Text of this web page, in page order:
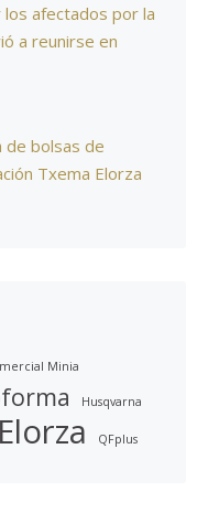
los afectados por la
a reunirse en
de bolsas de
Txema Elorza
Minia
Husqvarna
QFplus